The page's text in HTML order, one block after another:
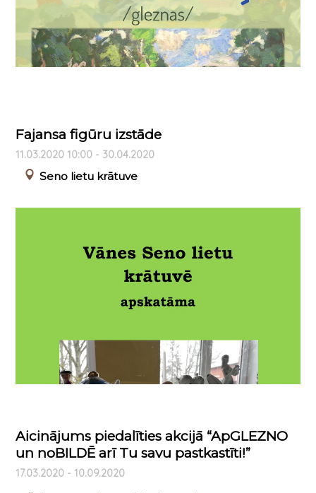
Fajansa figūru izstāde
11.03.2020 10:00 - 30.04.2020
Seno lietu krātuve
Aicinājums piedalīties akcijā “ApGLEZNO
un noBILDĒ arī Tu savu pastkastīti!”
17.03.2020 - 10.09.2020